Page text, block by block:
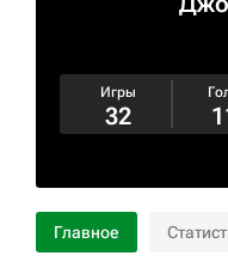
Игры
32
Главное